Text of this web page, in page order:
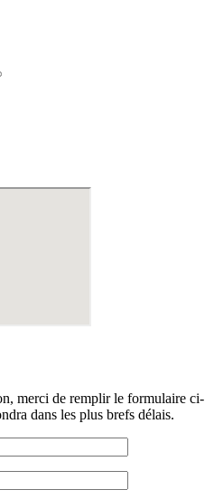
merci de remplir le formulaire ci-
dans les plus brefs délais.